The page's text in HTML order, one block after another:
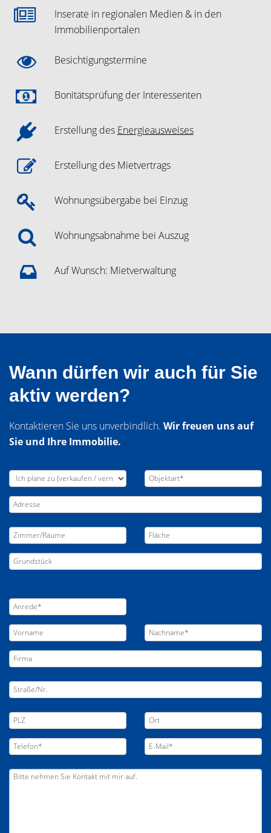
Inserate in regionalen Medien & in den
Immobilienportalen
Besichtigungstermine
Bonitätsprüfung der Interessenten
Erstellung des Energieausweises
Erstellung des Mietvertrags
Wohnungsübergabe bei Einzug
Wohnungsabnahme bei Auszug
Auf Wunsch: Mietverwaltung
Wann dürfen wir auch für Sie
aktiv werden?
Kontaktieren Sie uns unverbindlich. Wir freuen uns auf
Sie und Ihre Immobilie.